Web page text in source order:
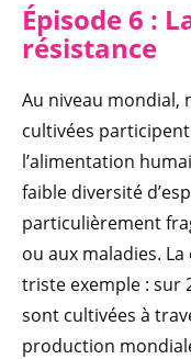
Épisode 6 :
résistance
Au niveau mondial,
cultivées
l’alimentation
faible diversité
particulièrement
ou aux maladies.
triste exemple : sur
sont cultivées à
production